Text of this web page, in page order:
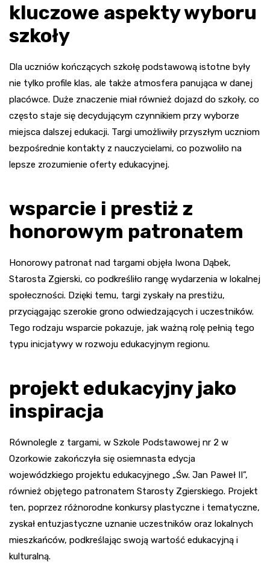
kluczowe aspekty wyboru
szkoły
Dla uczniów kończących szkołę podstawową istotne były
nie tylko profile klas, ale także atmosfera panująca w danej
placówce. Duże znaczenie miał również dojazd do szkoły, co
często staje się decydującym czynnikiem przy wyborze
miejsca dalszej edukacji. Targi umożliwiły przyszłym uczniom
bezpośrednie kontakty z nauczycielami, co pozwoliło na
lepsze zrozumienie oferty edukacyjnej.
wsparcie i prestiż z
honorowym patronatem
Honorowy patronat nad targami objęła Iwona Dąbek,
Starosta Zgierski, co podkreśliło rangę wydarzenia w lokalnej
społeczności. Dzięki temu, targi zyskały na prestiżu,
przyciągając szerokie grono odwiedzających i uczestników.
Tego rodzaju wsparcie pokazuje, jak ważną rolę pełnią tego
typu inicjatywy w rozwoju edukacyjnym regionu.
projekt edukacyjny jako
inspiracja
Równolegle z targami, w Szkole Podstawowej nr 2 w
Ozorkowie zakończyła się osiemnasta edycja
wojewódzkiego projektu edukacyjnego „Św. Jan Paweł II”,
również objętego patronatem Starosty Zgierskiego. Projekt
ten, poprzez różnorodne konkursy plastyczne i tematyczne,
zyskał entuzjastyczne uznanie uczestników oraz lokalnych
mieszkańców, podkreślając swoją wartość edukacyjną i
kulturalną.